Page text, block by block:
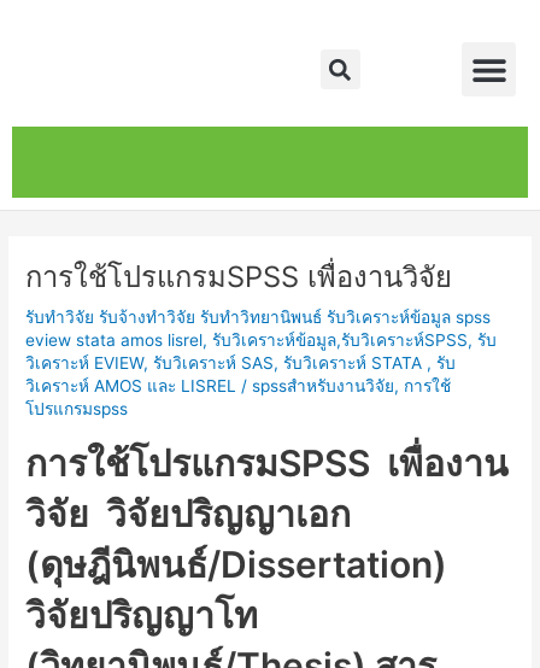
Search
การใช้โปรแกรมSPSS เพื่องานวิจัย
รับทำวิจัย รับจ้างทำวิจัย รับทำวิทยานิพนธ์ รับวิเคราะห์ข้อมูล spss
eview stata amos lisrel,รับวิเคราะห์ข้อมูล,รับวิเคราะห์SPSS, รับ
วิเคราะห์ EVIEW, รับวิเคราะห์ SAS, รับวิเคราะห์ STATA , รับ
วิเคราะห์ AMOS และ LISREL
/spssสำหรับงานวิจัย, การใช้
โปรแกรมspss
การใช้โปรแกรมSPSS เพื่องาน
วิจัย วิจัยปริญญาเอก
(ดุษฎีนิพนธ์/Dissertation)
วิจัยปริญญาโท